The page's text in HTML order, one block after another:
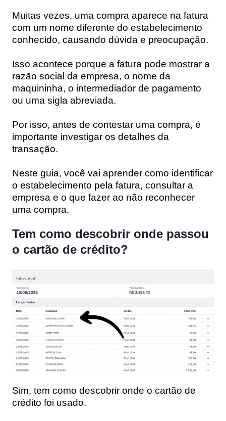
Muitas vezes, uma compra aparece na fatura
com um nome diferente do estabelecimento
conhecido, causando dúvida e preocupação.
Isso acontece porque a fatura pode mostrar a
razão social da empresa, o nome da
maquininha, o intermediador de pagamento
ou uma sigla abreviada.
Por isso, antes de contestar uma compra, é
importante investigar os detalhes da
transação.
Neste guia, você vai aprender como identificar
o estabelecimento pela fatura, consultar a
empresa e o que fazer ao não reconhecer
uma compra.
Tem como descobrir onde passou
o cartão de crédito?
Sim, tem como descobrir onde o cartão de
crédito foi usado.